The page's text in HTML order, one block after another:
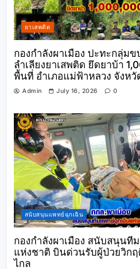
ยาเสพติด
กองกำลังผาเมือง ปะทะกลุ่ม
ลำเลียงยาเสพติด ยึดยาบ้า
พื้นที่ อำเภอแม่ฟ้าหลวง จังหวั
Admin July 16, 2026 0
สนับสนุนแพทย์ฉุกเฉิน
กองกำลังผาเมือง สนับสนุนที
แห่งชาติ บินด่วนรับผู้ป่วยวิก
ไกล